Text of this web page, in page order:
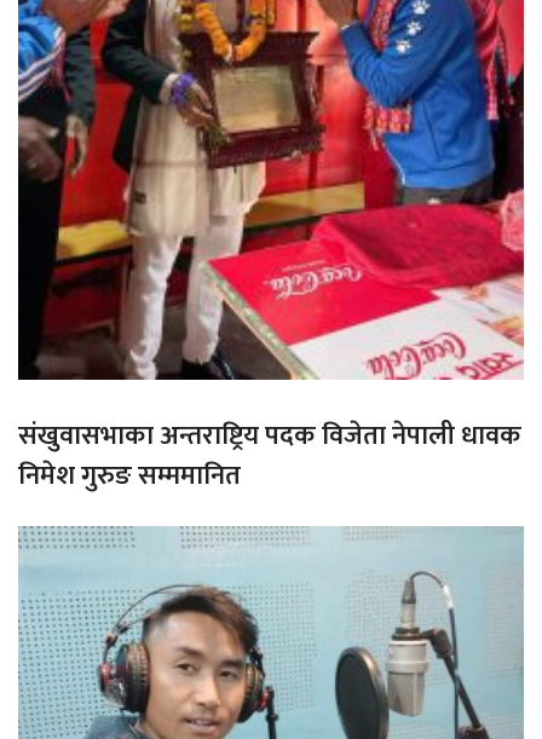
संखुवासभाका अन्तराष्ट्रिय पदक विजेता नेपाली धावक
निमेश गुरुङ सम्ममानित